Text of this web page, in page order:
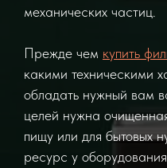
механических частиц.
Прежде чем купить
какими техническими
обладать нужный вам
целей нужна
пищу или для бытовых
ресурс у